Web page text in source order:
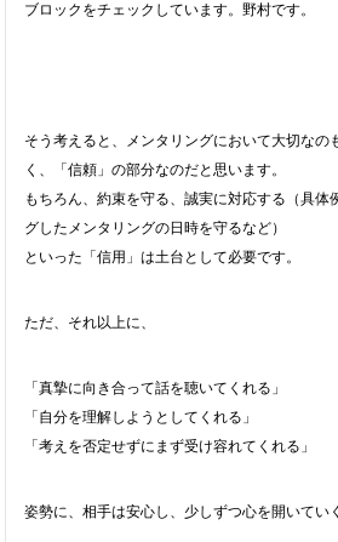
ブロックをチェックしています。野村です。
そう考えると、メンタリングにおいて大切なの
く、「信頼」の部分なのだと思います。
もちろん、約束を守る、誠実に対応する（具体
グしたメンタリングの日時を守るなど）
といった「信用」は土台として必要です。
ただ、それ以上に、
「真摯に向き合って話を聴いてくれる」
「自分を理解しようとしてくれる」
「考えを否定せずにまず受け容れてくれる」
姿勢に、相手は安心し、少しずつ心を開いてい